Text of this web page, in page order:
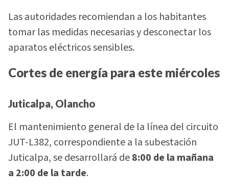
Las autoridades recomiendan a los habitantes
tomar las medidas necesarias y desconectar los
aparatos eléctricos sensibles.
Cortes de energía para este miércoles
Juticalpa, Olancho
El mantenimiento general de la línea del circuito
JUT-L382, correspondiente a la subestación
Juticalpa, se desarrollará de8:00 de la mañana
a 2:00 de la tarde.